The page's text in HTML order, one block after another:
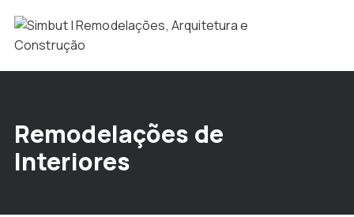
Remodelações de
Interiores